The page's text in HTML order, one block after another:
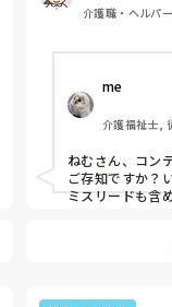
介護職・ヘルパ
me
介護福祉士,
ねむさん、コン
ご存知ですか？
ミスリードも含